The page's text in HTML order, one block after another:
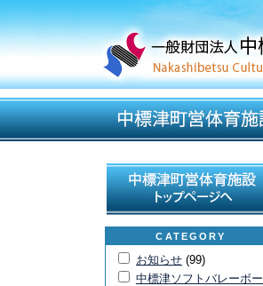
CATEGORY
お知らせ (99)
中標津ソフトバレーボー